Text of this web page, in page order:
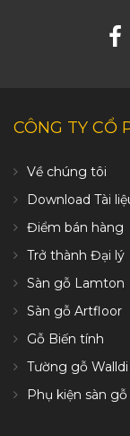
CÔNG TY CỔ
Về chúng tôi
Download Tài
Điểm bán hàng
Trở thành Đại lý
Sàn gỗ Lamton
Sàn gỗ Artfloor
Gỗ Biến tính
Tường gỗ Walldi
Phụ kiện sàn gỗ